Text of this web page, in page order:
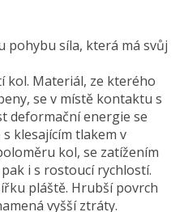
pohybu síla, která má svůj
kol. Materiál, ze kterého
se v místě kontaktu s
deformační energie se
klesajícím tlakem v
kol, se zatížením
i s rostoucí rychlostí.
pláště. Hrubší povrch
vyšší ztráty.